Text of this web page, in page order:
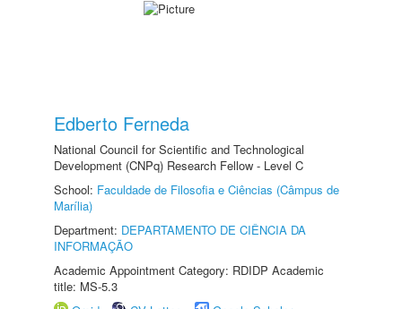
Edberto Ferneda
National Council for Scientific and Technological
Development (CNPq) Research Fellow - Level C
School: Faculdade de Filosofia e Ciências (Câmpus de
Marília)
Department: DEPARTAMENTO DE CIÊNCIA DA
INFORMAÇÃO
Academic Appointment Category: RDIDP Academic
title: MS-5.3